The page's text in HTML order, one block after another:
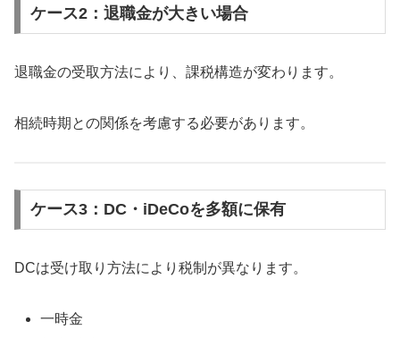
ケース2：退職金が大きい場合
退職金の受取方法により、課税構造が変わります。
相続時期との関係を考慮する必要があります。
ケース3：DC・iDeCoを多額に保有
DCは受け取り方法により税制が異なります。
一時金